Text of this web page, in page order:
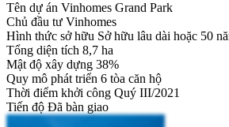
Tên dự án Vinhomes Grand Park
Chủ đầu tư Vinhomes
Hình thức sở hữu Sở hữu lâu dài hoặc 50
Tổng diện tích 8,7 ha
Mật độ xây dựng 38%
Quy mô phát triển 6 tòa căn hộ
Thời điểm khởi công Quý III/2021
Tiến độ Đã bàn giao